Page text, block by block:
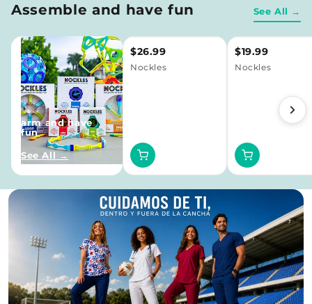
Assemble and have fun See All →
arm and have
fun
See All →
$26.99
Nockles
Añadir
al
carrito
$19.99
Nockles
Añadir
al
carrito